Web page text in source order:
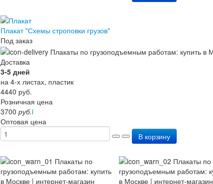
Плакат "Схемы строповки грузов"
Под заказ
Доставка
3-5 дней
на 4-х листах, пластик
4440 руб.
Розничная цена
3700 руб.i
Оптовая цена
В корзину